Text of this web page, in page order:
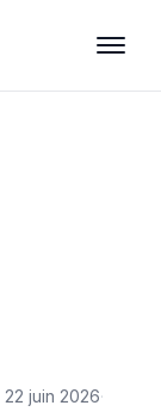
22 juin 2026·